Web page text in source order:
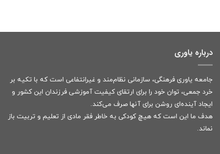
درباره یاوری
جامعه یاوری فرهنگی، سازمانی نظام‌مند و غیرانتفاعی است که با تکیه بر
خرد جمعی، توان خود را برای ارتقای کیفیت آموزشی فرزندان این کشور و
ایجاد آینده‌ای روشن برای آنها صرف می‌کند.
هدف ما این است که هیچ کودکی به خاطر فقر مادی از تعلیم و تربیت باز
نماند.